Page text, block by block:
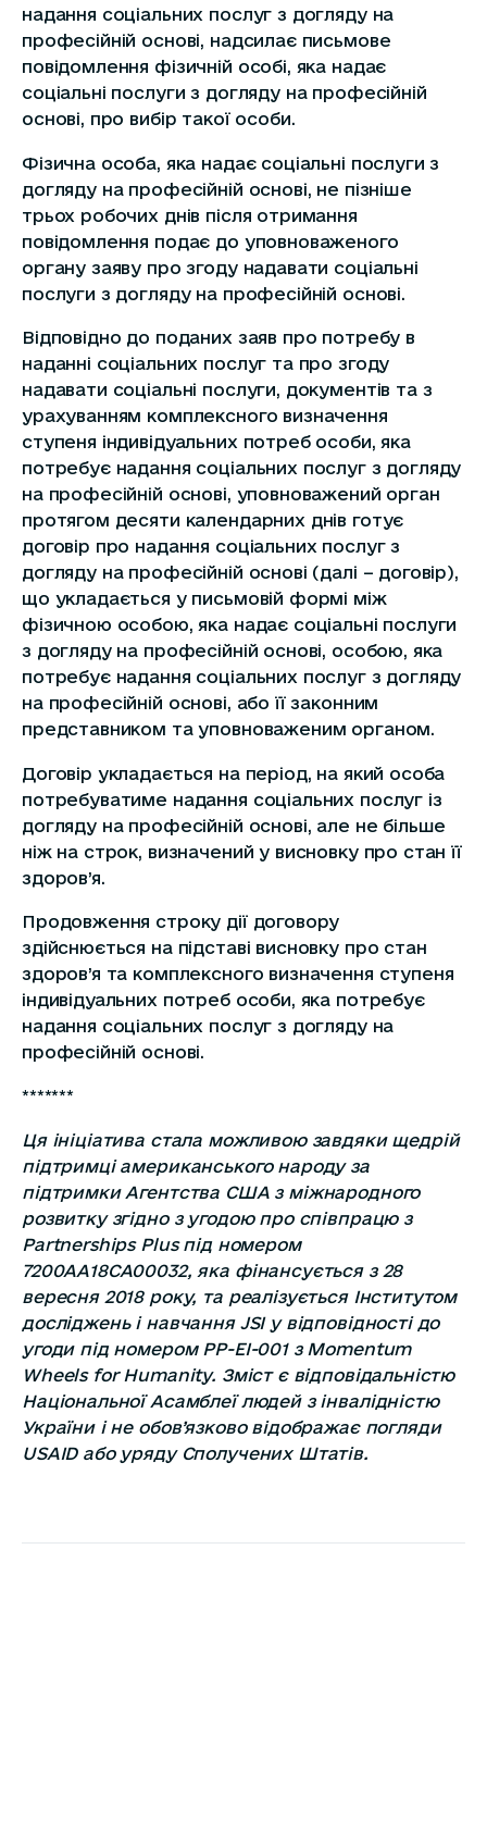
надання соціальних послуг з догляду на
професійній основі, надсилає письмове
повідомлення фізичній особі, яка надає
соціальні послуги з догляду на професійній
основі, про вибір такої особи.
Фізична особа, яка надає соціальні послуги з
догляду на професійній основі, не пізніше
трьох робочих днів після отримання
повідомлення подає до уповноваженого
органу заяву про згоду надавати соціальні
послуги з догляду на професійній основі.
Відповідно до поданих заяв про потребу в
наданні соціальних послуг та про згоду
надавати соціальні послуги, документів та з
урахуванням комплексного визначення
ступеня індивідуальних потреб особи, яка
потребує надання соціальних послуг з догляду
на професійній основі, уповноважений орган
протягом десяти календарних днів готує
договір про надання соціальних послуг з
догляду на професійній основі (далі – договір),
що укладається у письмовій формі між
фізичною особою, яка надає соціальні послуги
з догляду на професійній основі, особою, яка
потребує надання соціальних послуг з догляду
на професійній основі, або її законним
представником та уповноваженим органом.
Договір укладається на період, на який особа
потребуватиме надання соціальних послуг із
догляду на професійній основі, але не більше
ніж на строк, визначений у висновку про стан її
здоров’я.
Продовження строку дії договору
здійснюється на підставі висновку про стан
здоров’я та комплексного визначення ступеня
індивідуальних потреб особи, яка потребує
надання соціальних послуг з догляду на
професійній основі.
*******
Ця ініціатива стала можливою завдяки щедрій
підтримці американського народу за
підтримки Агентства США з міжнародного
розвитку згідно з угодою про співпрацю з
Partnerships Plus під номером
7200AA18CA00032, яка фінансується з 28
вересня 2018 року, та реалізується Інститутом
досліджень і навчання JSI у відповідності до
угоди під номером PP-EI-001 з Momentum
Wheels for Humanity. Зміст є відповідальністю
Національної Асамблеї людей з інвалідністю
України і не обов’язково відображає погляди
USAID або уряду Сполучених Штатів.